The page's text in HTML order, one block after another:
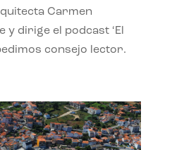
Carmen
y dirige el podcast ‘El
consejo lector.